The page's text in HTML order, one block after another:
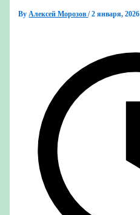
ByАлексей Морозов/2 января, 2026